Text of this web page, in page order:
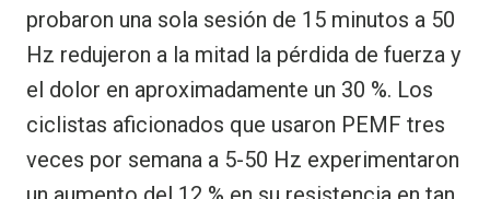
probaron una sola sesión de 15 minutos a 50
Hz redujeron a la mitad la pérdida de fuerza y
el dolor en aproximadamente un 30 %. Los
ciclistas aficionados que usaron PEMF tres
veces por semana a 5-50 Hz experimentaron